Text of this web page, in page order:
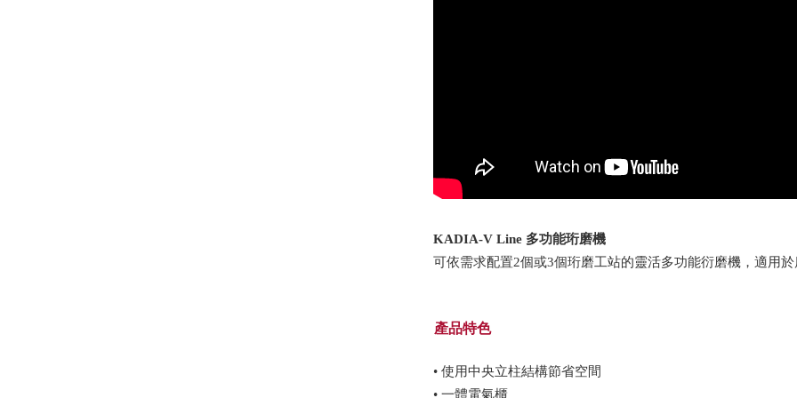
KADIA-V Line 多功能珩磨機
可依需求配置2個或3個珩磨工站的靈活多功能衍磨機，適用於
產品特色
• 使用中央立柱結構節省空間
• 一體電氣櫃